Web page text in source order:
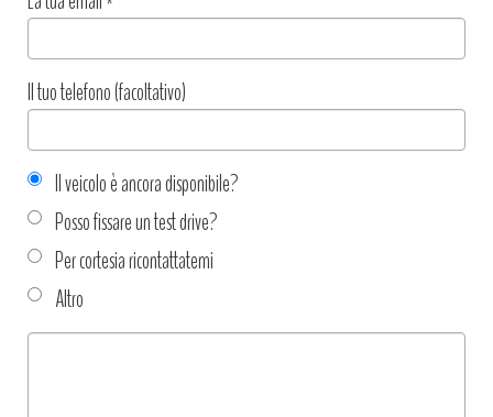
Il tuo telefono (facoltativo)
Il veicolo è ancora disponibile?
Posso fissare un test drive?
Per cortesia ricontattatemi
Altro
Tipo